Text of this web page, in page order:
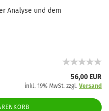
Analyse und dem
56,00 EUR
inkl. 19% MwSt. zzgl. Versand